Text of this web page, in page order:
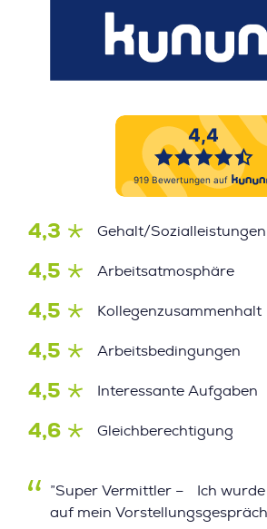
4,3 Gehalt/Sozialleistungen
4,5 Arbeitsatmosphäre
4,5 Kollegenzusammenhalt
4,5 Arbeitsbedingungen
4,5 Interessante Aufgaben
4,6 Gleichberechtigung
”Super Vermittler – Ich
auf mein